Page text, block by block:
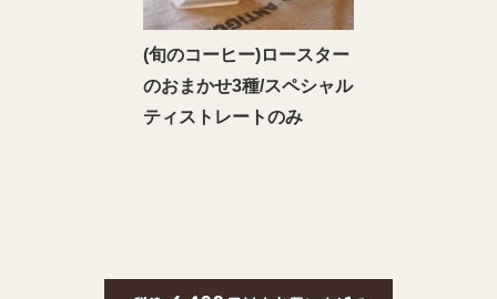
(旬のコーヒー)ロースター
のおまかせ3種/スペシャル
ティストレートのみ